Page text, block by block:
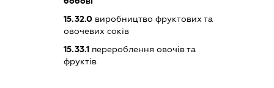
15.32.0виробництво фруктових та
овочевих соків
15.33.1перероблення овочів та
фруктів